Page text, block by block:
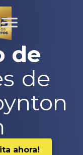
de
de
ahora!